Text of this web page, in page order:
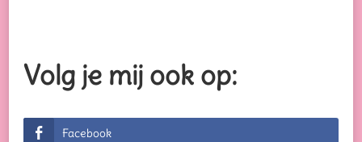
Volg je mij ook op:
Facebook